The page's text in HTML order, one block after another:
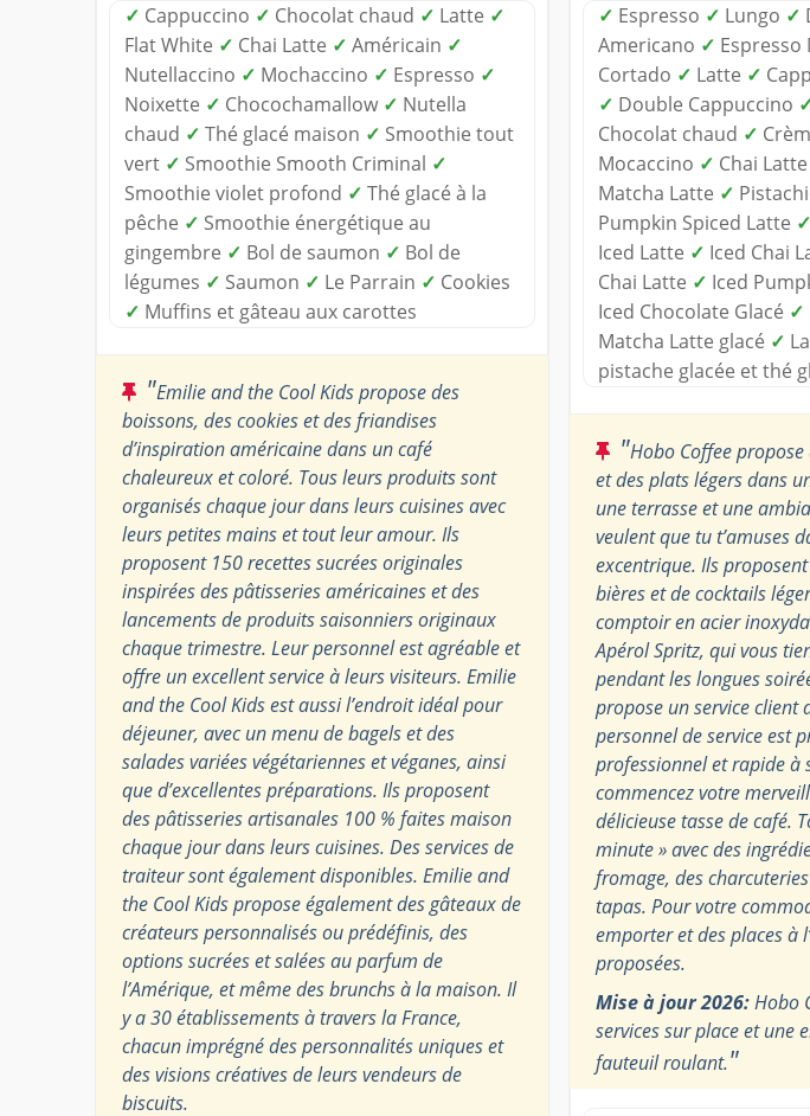
✓ Cappuccino ✓ Chocolat chaud ✓ Latte ✓
Flat White ✓ Chai Latte ✓ Américain ✓
Nutellaccino ✓ Mochaccino ✓ Espresso ✓
Noixette ✓ Chocochamallow ✓ Nutella
chaud ✓ Thé glacé maison ✓ Smoothie tout
vert ✓ Smoothie Smooth Criminal ✓
Smoothie violet profond ✓ Thé glacé à la
pêche ✓ Smoothie énergétique au
gingembre ✓ Bol de saumon ✓ Bol de
légumes ✓ Saumon ✓ Le Parrain ✓ Cookies
✓ Muffins et gâteau aux carottes
"Emilie and the Cool Kids propose des
boissons, des cookies et des friandises
d’inspiration américaine dans un café
chaleureux et coloré. Tous leurs produits sont
organisés chaque jour dans leurs cuisines avec
leurs petites mains et tout leur amour. Ils
proposent 150 recettes sucrées originales
inspirées des pâtisseries américaines et des
lancements de produits saisonniers originaux
chaque trimestre. Leur personnel est agréable et
offre un excellent service à leurs visiteurs. Emilie
and the Cool Kids est aussi l’endroit idéal pour
déjeuner, avec un menu de bagels et des
salades variées végétariennes et véganes, ainsi
que d’excellentes préparations. Ils proposent
des pâtisseries artisanales 100 % faites maison
chaque jour dans leurs cuisines. Des services de
traiteur sont également disponibles. Emilie and
the Cool Kids propose également des gâteaux de
créateurs personnalisés ou prédéfinis, des
options sucrées et salées au parfum de
l’Amérique, et même des brunchs à la maison. Il
y a 30 établissements à travers la France,
chacun imprégné des personnalités uniques et
des visions créatives de leurs vendeurs de
biscuits.
✓ Espresso ✓ Lungo ✓
Americano ✓ Espresso
Cortado ✓ Latte ✓
✓ Double Cappuccino
Chocolat chaud ✓
Mocaccino ✓ Chai Latte
Matcha Latte ✓
Pumpkin Spiced Latte ✓
Iced Latte ✓ Iced Chai
Chai Latte ✓ Iced
Iced Chocolate Glacé ✓
Matcha Latte glacé ✓
pistache glacée et thé
"Hobo Coffee propose
et des plats légers dans
une terrasse et une
veulent que tu t’amuses
excentrique. Ils
bières et de cocktails
comptoir en acier
Apérol Spritz, qui vous
pendant les longues
propose un service client
personnel de service est
professionnel et rapide à
commencez votre
délicieuse tasse de café.
minute » avec des
fromage, des
tapas. Pour votre
emporter et des places à
proposées.
Mise à jour 2026:Hobo
services sur place et une
fauteuil roulant."